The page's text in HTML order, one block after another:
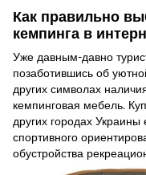
Как правильно
кемпинга в
Уже давным-давно
позаботившись об
других символах
кемпинговая мебель.
других городах
спортивного
обустройства